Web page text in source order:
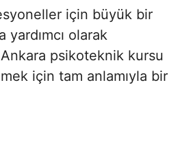
için büyük bir
olarak
Ankara psikoteknik kursu
için tam anlamıyla bir